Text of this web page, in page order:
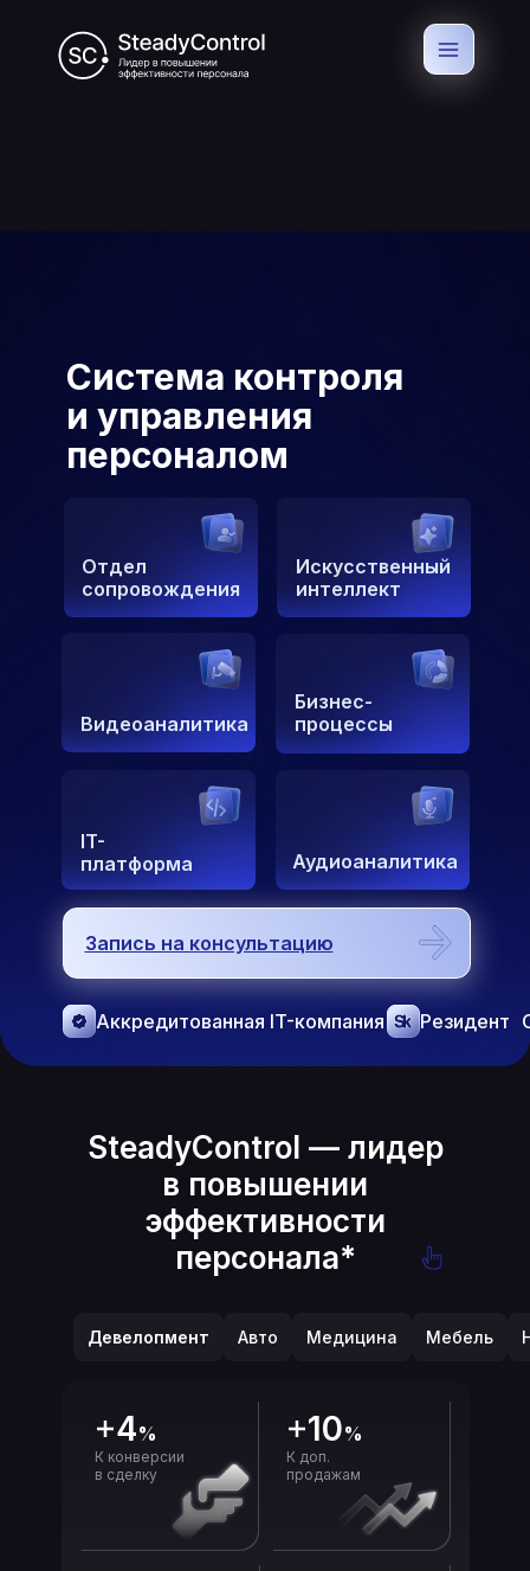
Система контроля
и управления
персоналом
Аудиоаналитика
IT-
платформа
Аккредитованная IT-компания Резидент
Искусственный
интеллект
Бизнес-
процессы
Видеоаналитика
Отдел
сопровождения
Запись на консультацию
SteadyControl — лидер
в повышении
эффективности
персонала*
Девелопмент Авто Медицина Мебель
Девелопмент Авто Медицина Мебель
10%
К доп.
продажам
4%
К конверсии
в сделку